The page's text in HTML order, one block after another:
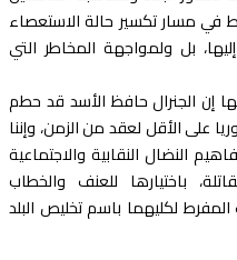
مسار تكسير حالة الاستعصاء
بل ولمواجهة المخاطر التي
إن الجنرال حافظ الأسد قد حطم
الأقل لعقد من الزمن، وإننا
النضال النقابية والاجتماعية
باختيارها للعنف والخطاب
لكليهما باسم تخليص البلد